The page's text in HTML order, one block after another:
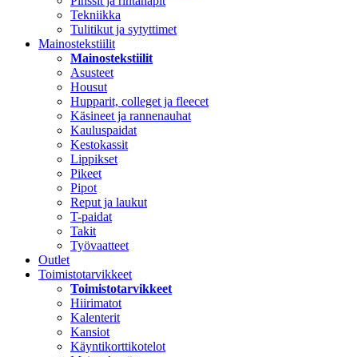
Tekniikka
Tulitikut ja sytyttimet
Mainostekstiilit
Mainostekstiilit
Asusteet
Housut
Hupparit, colleget ja fleecet
Käsineet ja rannenauhat
Kauluspaidat
Kestokassit
Lippikset
Pikeet
Pipot
Reput ja laukut
T-paidat
Takit
Työvaatteet
Outlet
Toimistotarvikkeet
Toimistotarvikkeet
Hiirimatot
Kalenterit
Kansiot
Käyntikorttikotelot